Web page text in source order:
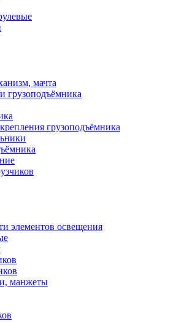
мачта
грузоподъёмника
грузоподъёмника
элементов освещения
манжеты